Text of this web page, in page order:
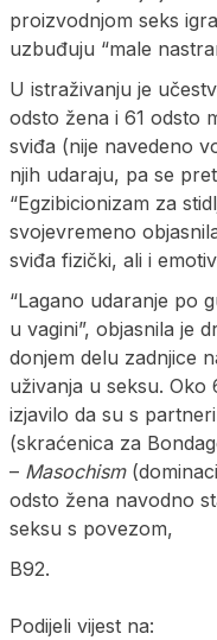
proizvodnjom seks
uzbuđuju “male
U istraživanju je
odsto žena i 61 odsto
sviđa (nije navedeno
njih udaraju, pa se
“Egzibicionizam za
svojevremeno
sviđa fizički, ali i
“Lagano udaranje po
u vagini”, objasnila je
donjem delu zadnjice
uživanja u seksu. Oko
izjavilo da su s
(skraćenica za
– Masochism
odsto žena navodno
seksu s povezom,
B92.
Podijeli vijest na: